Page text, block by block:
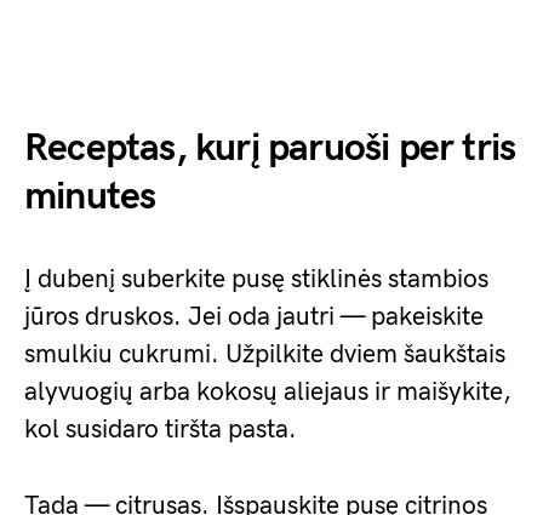
Receptas, kurį paruoši per tris
minutes
Į dubenį suberkite pusę stiklinės stambios
jūros druskos. Jei oda jautri — pakeiskite
smulkiu cukrumi. Užpilkite dviem šaukštais
alyvuogių arba kokosų aliejaus ir maišykite,
kol susidaro tiršta pasta.
Tada — citrusas. Išspauskite pusę citrinos